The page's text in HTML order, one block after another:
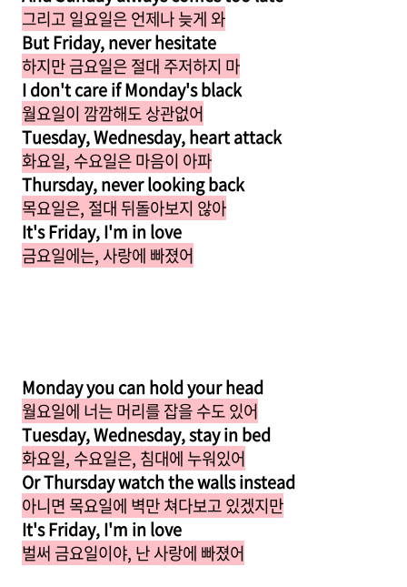
그리고 일요일은 언제나 늦게 와
But Friday, never hesitate
하지만 금요일은 절대 주저하지 마
I don't care if Monday's black
월요일이 깜깜해도 상관없어
Tuesday, Wednesday, heart attack
화요일, 수요일은 마음이 아파
Thursday, never looking back
목요일은, 절대 뒤돌아보지 않아
It's Friday, I'm in love
금요일에는, 사랑에 빠졌어
Monday you can hold your head
월요일에 너는 머리를 잡을 수도 있어
Tuesday, Wednesday, stay in bed
화요일, 수요일은, 침대에 누워있어
Or Thursday watch the walls instead
아니면 목요일에 벽만 쳐다보고 있겠지만
It's Friday, I'm in love
벌써 금요일이야, 난 사랑에 빠졌어